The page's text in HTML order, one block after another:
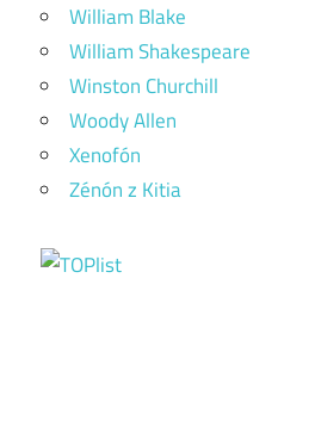
William Blake
William Shakespeare
Winston Churchill
Woody Allen
Xenofón
Zénón z Kitia